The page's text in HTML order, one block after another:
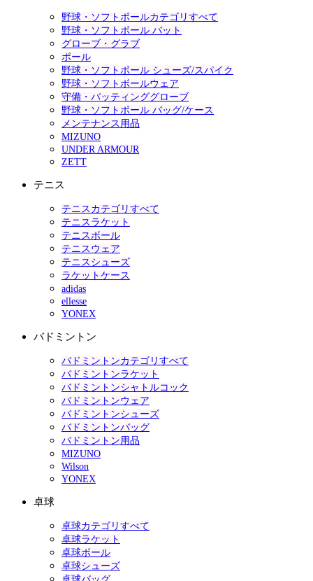
野球・ソフトボールカテゴリすべて
野球・ソフトボール バット
グローブ・グラブ
ボール
野球・ソフトボール シューズ/スパイク
野球・ソフトボールウェア
守備・バッティンググローブ
野球・ソフトボール バッグ/ケース
メンテナンス用品
MIZUNO
UNDER ARMOUR
ZETT
テニス
テニスカテゴリすべて
テニスラケット
テニスボール
テニスウェア
テニスシューズ
ラケットケース
adidas
ellesse
YONEX
バドミントン
バドミントンカテゴリすべて
バドミントンラケット
バドミントンシャトルコック
バドミントンウェア
バドミントンシューズ
バドミントンバッグ
バドミントン用品
MIZUNO
Wilson
YONEX
卓球
卓球カテゴリすべて
卓球ラケット
卓球ボール
卓球シューズ